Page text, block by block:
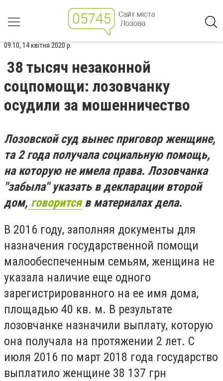
09:10, 14 квітня 2020 р.
38 тысяч незаконной
соцпомощи: лозовчанку
осудили за мошенничество
Лозовской суд вынес приговор женщине,
та 2 года получала социальную помощь,
на которую не имела права. Лозовчанка
"забыла" указать в декларации второй
дом, говоритсяв материалах дела.
В 2016 году, заполняя документы для
назначения государственной помощи
малообеспеченным семьям, женщина не
указала наличие еще одного
зарегистрированного на ее имя дома,
площадью 40 кв. м. В результате
лозовчанке назначили выплату, которую
она получала на протяжении 2 лет. С
июля 2016 по март 2018 года государство
выплатило женщине 38 137 грн